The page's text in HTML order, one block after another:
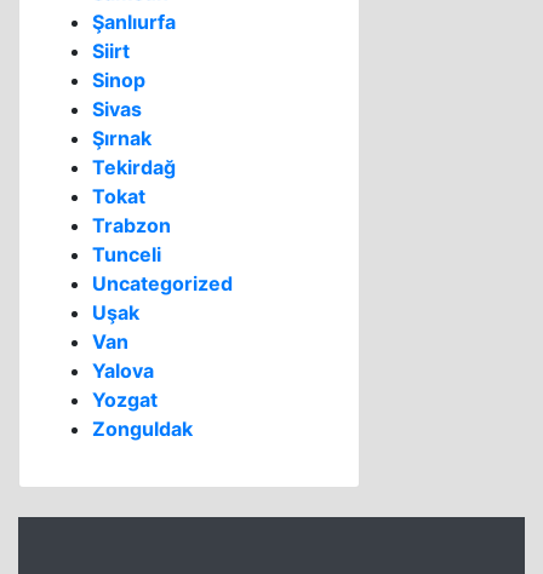
Şanlıurfa
Siirt
Sinop
Sivas
Şırnak
Tekirdağ
Tokat
Trabzon
Tunceli
Uncategorized
Uşak
Van
Yalova
Yozgat
Zonguldak